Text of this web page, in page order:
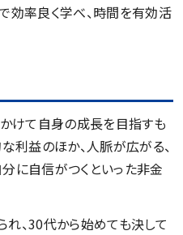
効率良く学べ、時間を有効活
かけて自身の成長を目指すも
利益のほか、人脈が広がる、
に自信がつくといった非金
、30代から始めても決して